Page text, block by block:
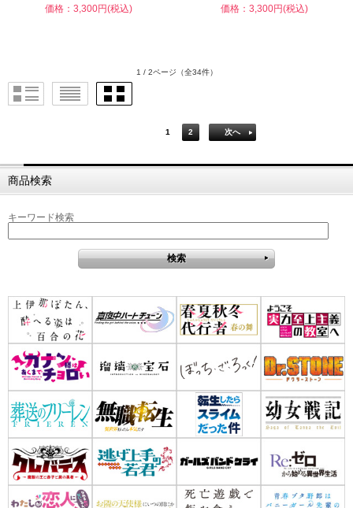
価格：3,300円(税込)
価格：3,300円(税込)
1 / 2ページ （全34件）
1 2 次へ
商品検索
キーワード検索